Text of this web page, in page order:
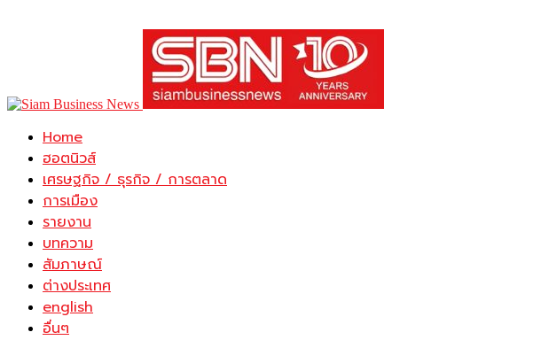
Home
ฮอตนิวส์
เศรษฐกิจ / ธุรกิจ / การตลาด
การเมือง
รายงาน
บทความ
สัมภาษณ์
ต่างประเทศ
english
อื่นๆ